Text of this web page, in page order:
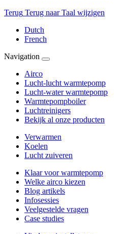
Terug Terug naar Taal wijzigen
Dutch
French
Navigation
Airco
Lucht-lucht warmtepomp
Lucht-water warmtepomp
Warmtepompboiler
Luchtreinigers
Bekijk al onze producten
Verwarmen
Koelen
Lucht zuiveren
Klaar voor warmtepomp
Welke airco kiezen
Blog artikels
Infosessies
Veelgestelde vragen
Case studies